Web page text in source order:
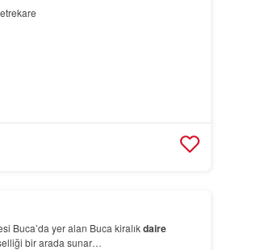
TEMEL SİSTEMİ KASET DÖŞEME
Buca’da yer alan Buca kiralıkdaire
bir arada sunar…